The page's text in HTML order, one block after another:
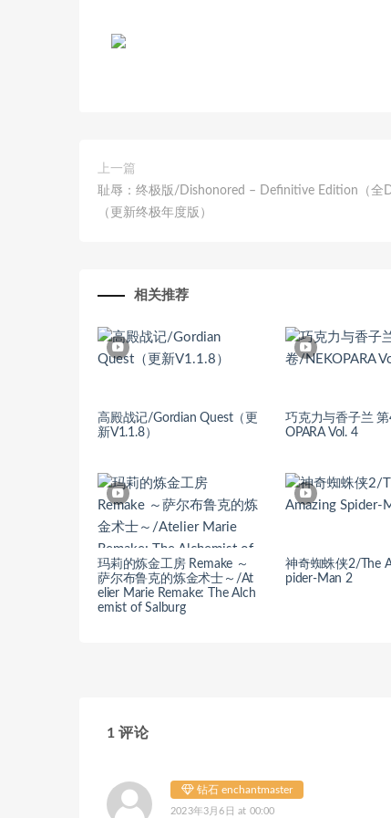
上一篇
耻辱：终极版/Dishonored – Definitive Edition（全
（更新终极年度版）
相关推荐
高殿战记/Gordian Quest（更
新V1.1.8）
巧克力与香子兰
OPARA Vol. 4
玛莉的炼金工房 Remake ～
萨尔布鲁克的炼金术士～/At
elier Marie Remake: The Alch
emist of Salburg
神奇蜘蛛侠2/The
pider-Man 2
1 评论
钻石 enchantmaster
2023年3月6日 at 00:00